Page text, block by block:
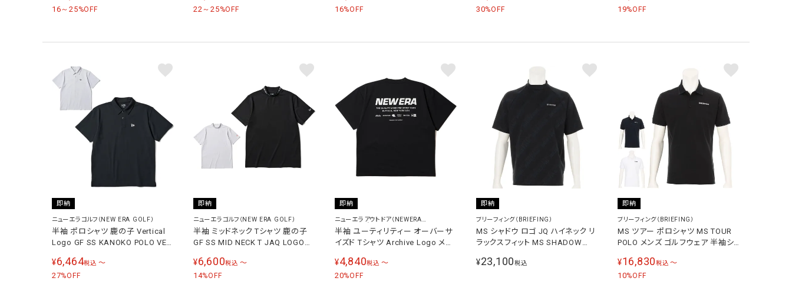
16～25%OFF 22～25%OFF 16%OFF 30%OFF 19%OFF
即納
ニューエラゴルフ（NEW ERA GOLF）
半袖 ポロシャツ 鹿の子 Vertical
Logo GF SS KANOKO POLO VER
¥6,464税込 〜
27%OFF
即納
ニューエラゴルフ（NEW ERA GOLF）
半袖 ミッドネック Tシャツ 鹿の子
GF SS MID NECK T JAQ LOGO
¥6,600税込 〜
14%OFF
即納
ニューエラアウトドア（NEWERA
OUTDOOR）
半袖 ユーティリティー オーバーサ
イズド Tシャツ Archive Logo メン
BLK
¥4,840税込 〜
20%OFF
即納
ブリーフィング（BRIEFING）
MS シャドウ ロゴ JQ ハイネック リ
ラックスフィット MS SHADOW
ルフウェア 半袖シャツ ブラック
¥23,100税込
即納
ブリーフィング（BRIEFING）
MS ツアー ポロシャツ MS TOUR
POLO メンズ ゴルフウェア 半袖シ
¥16,830税込 〜
10%OFF